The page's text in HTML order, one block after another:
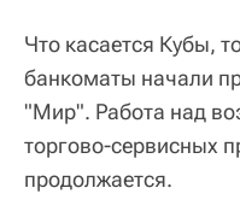
Что касается Кубы,
банкоматы начали
"Мир". Работа над
торгово-сервисных
продолжается.